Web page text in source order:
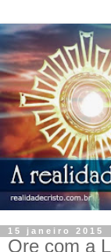
15 janeiro 2015
Ore com a